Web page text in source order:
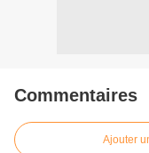
Commentaires
Ajouter